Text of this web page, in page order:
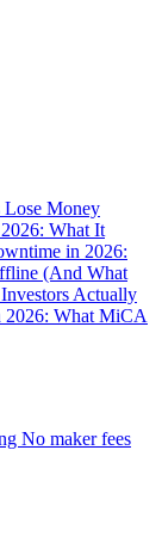
Lose Money
What It
in 2026:
(And What
Actually
2026: What MiCA
No maker fees